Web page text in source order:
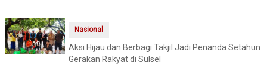
Nasional
Aksi Hijau dan Berbagi Takjil Jadi Penanda Setahun
Gerakan Rakyat di Sulsel